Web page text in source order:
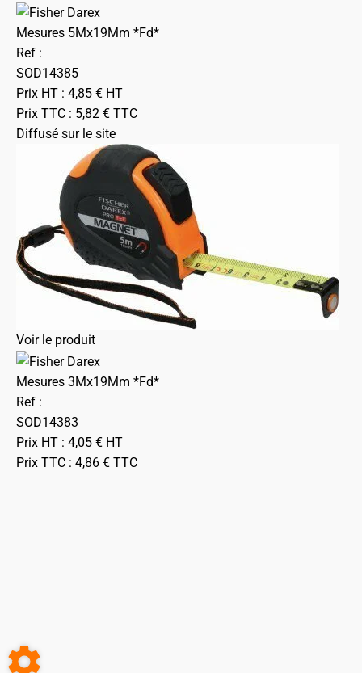
Mesures 5Mx19Mm *Fd*
Ref :
SOD14385
Prix HT : 4,85 € HT
Prix TTC : 5,82 € TTC
Diffusé sur le site
Voir le produit
Mesures 3Mx19Mm *Fd*
Ref :
SOD14383
Prix HT : 4,05 € HT
Prix TTC : 4,86 € TTC